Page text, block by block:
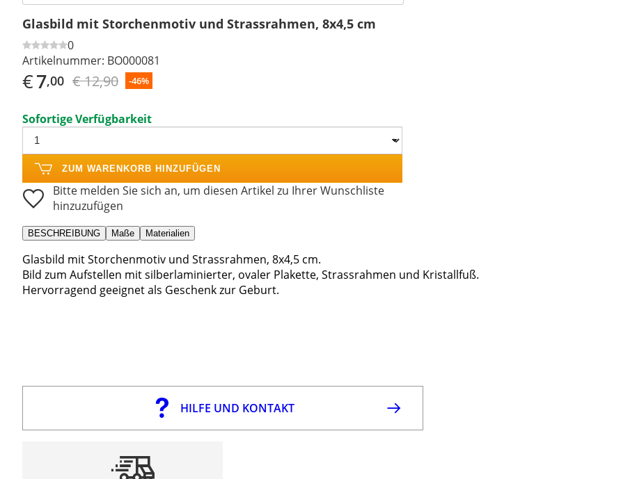
Glasbild mit Storchenmotiv und Strassrahmen, 8x4,5 cm
0
Artikelnummer: BO000081
€7,00 € 12,90 -46%
Sofortige Verfügbarkeit
ZUM WARENKORB HINZUFÜGEN
Bitte melden Sie sich an, um diesen Artikel zu Ihrer Wunschliste
hinzuzufügen
BESCHREIBUNG Maße Materialien
Glasbild mit Storchenmotiv und Strassrahmen, 8x4,5 cm.
Bild zum Aufstellen mit silberlaminierter, ovaler Plakette, Strassrahmen und Kristallfuß.
Hervorragend geeignet als Geschenk zur Geburt.
HILFE UND KONTAKT